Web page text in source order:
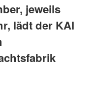
jeweils
lädt der KAI